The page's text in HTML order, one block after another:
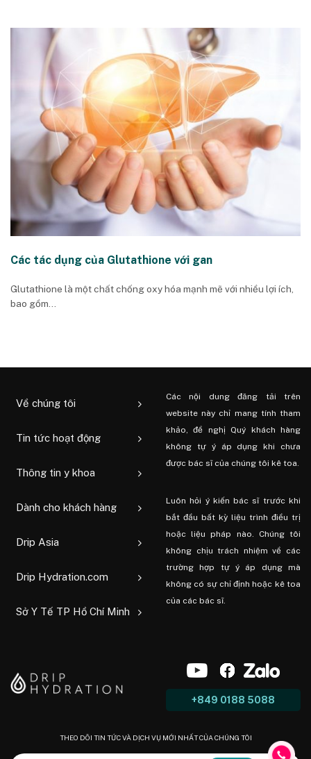
Các tác dụng của Glutathione với gan
Glutathione là một chất chống oxy hóa mạnh mẽ với nhiều lợi ích,
bao gồm...
Về chúng tôi
Tin tức hoạt động
Thông tin y khoa
Dành cho khách hàng
Drip Asia
Drip Hydration.com
Sở Y Tế TP Hồ Chí Minh
Các nội dung đăng tải trên
website này chỉ mang tính tham
khảo, đề nghị Quý khách hàng
không tự ý áp dụng khi chưa
được bác sĩ của chúng tôi kê toa.
Luôn hỏi ý kiến ​​bác sĩ trước khi
bắt đầu bất kỳ liệu trình điều trị
hoặc liệu pháp nào. Chúng tôi
không chịu trách nhiệm về các
trường hợp tự ý áp dụng mà
không có sự chỉ định hoặc kê toa
của các bác sĩ.
+849 0188 5088
THEO DÕI TIN TỨC VÀ DỊCH VỤ MỚI NHẤT CỦA CHÚNG TÔI